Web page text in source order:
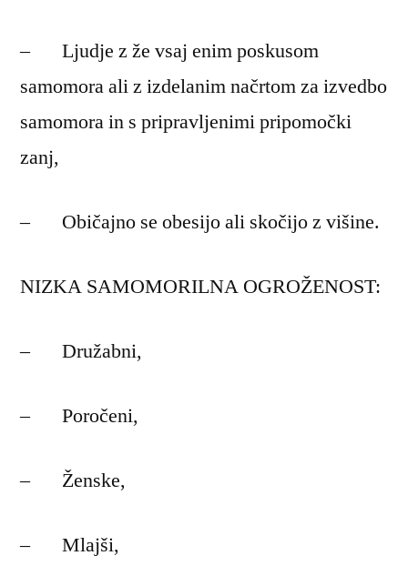
– Ljudje z že vsaj enim poskusom
samomora ali z izdelanim načrtom za izvedbo
samomora in s pripravljenimi pripomočki
zanj,
– Običajno se obesijo ali skočijo z višine.
NIZKA SAMOMORILNA OGROŽENOST:
– Družabni,
– Poročeni,
– Ženske,
– Mlajši,